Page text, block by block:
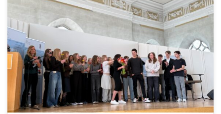
Hier findet man direkt die Filme zum aktuellen Projekt: Film
https://fs.dap.dap.bw.schule/s/R7TXmx2oR6XE2BL Filme
Interviews/Diskussion rechtliche Aspekte Nutzung KI-App Suno
https://fs.dap.dap.bw.schule/s/NbY2Y8efG8y5Pdz
https://fs.dap.dap.bw.schule/s/9wJw7ciEHYN4jXp Und hier ist der
Siegersong: Die Auseinandersetzung mit sinnvollen
Einsatzmöglichkeiten Künstlicher Intelligenz im Schulunterricht
stellt derzeit eine große Herausforderung in der Schulentwicklung
weit über das Humboldt-Gymnasium Ulm hinaus dar. […]